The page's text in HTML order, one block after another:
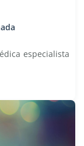
especialista